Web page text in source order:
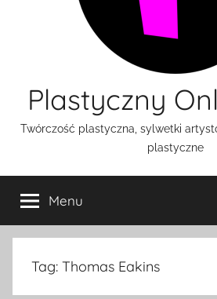
Plastyczny
Twórczość plastyczna, sylwetki
plastyczne
Menu
Tag: Thomas Eakins